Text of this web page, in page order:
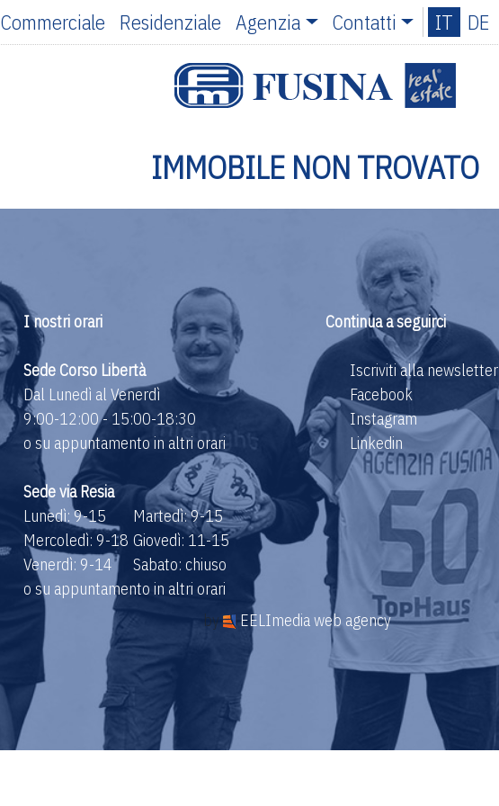
Commerciale Residenziale Agenzia Contatti IT DE
IMMOBILE NON TROVATO
I nostri orari
Sede Corso Libertà
Dal Lunedì al Venerdì
9:00-12:00 - 15:00-18:30
o su appuntamento in altri orari
Sede via Resia
Lunedì: 9-15
Martedì: 9-15
Mercoledì: 9-18 Giovedì: 11-15
Venerdì: 9-14
Sabato: chiuso
o su appuntamento in altri orari
Continua a seguirci
Iscriviti alla newsletter
Facebook
Instagram
Linkedin
by EELImedia web agency